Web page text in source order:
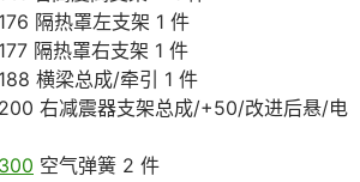
隔热罩左支架 1 件
隔热罩右支架 1 件
横梁总成/牵引 1 件
右减震器支架总成/+50/改进后悬/电
空气弹簧 2 件